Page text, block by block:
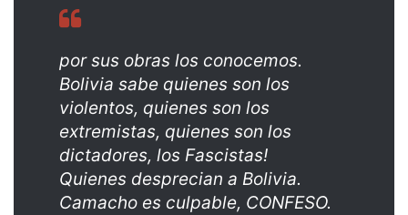
por sus obras los conocemos.
Bolivia sabe quienes son los
violentos, quienes son los
extremistas, quienes son los
dictadores, los Fascistas!
Quienes desprecian a Bolivia.
Camacho es culpable, CONFESO.